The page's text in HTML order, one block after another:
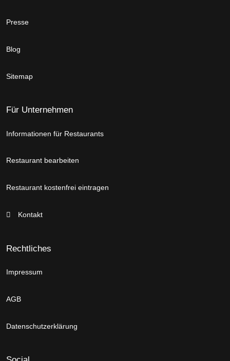
Presse
Blog
Sitemap
Für Unternehmen
Informationen für Restaurants
Restaurant bearbeiten
Restaurant kostenfrei eintragen
Kontakt
Rechtliches
Impressum
AGB
Datenschutzerklärung